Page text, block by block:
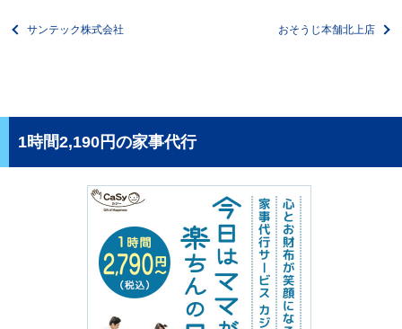
サンテック株式会社 おそうじ本舗北上店
1時間2,190円の家事代行